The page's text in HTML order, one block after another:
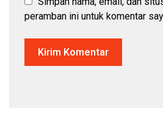
peramban ini untuk komentar